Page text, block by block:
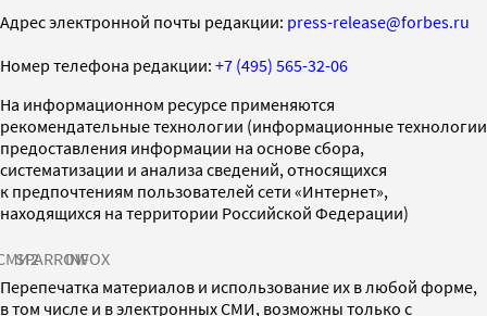
Адрес электронной почты редакции: press-release@forbes.ru
Номер телефона редакции: +7 (495) 565-32-06
На информационном ресурсе применяются
рекомендательные технологии (информационные технологии
предоставления информации на основе сбора,
систематизации и анализа сведений, относящихся
к предпочтениям пользователей сети «Интернет»,
находящихся на территории Российской Федерации)
SPARROWINFOX
Перепечатка материалов и использование их в любой форме,
в том числе и в электронных СМИ, возможны только с